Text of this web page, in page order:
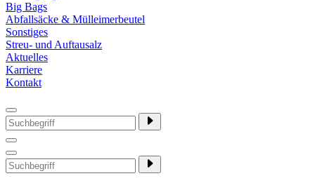
Big Bags
Abfallsäcke & Mülleimerbeutel
Sonstiges
Streu- und Auftausalz
Aktuelles
Karriere
Kontakt